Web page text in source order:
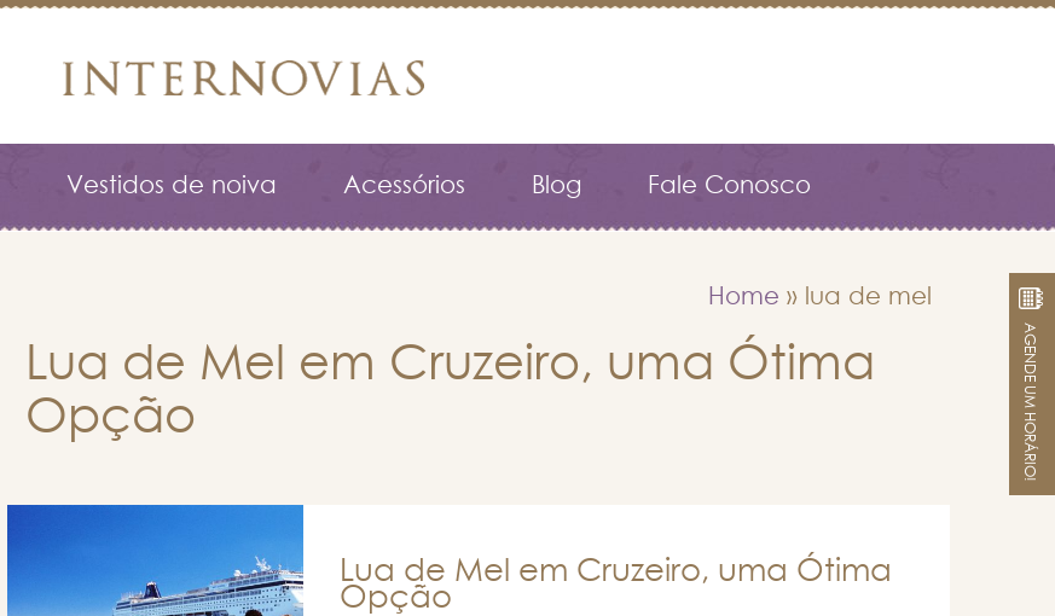
Vestidos de noiva Acessórios Blog Fale Conosco
Home » lua de mel
Lua de Mel em Cruzeiro, uma Ótima
Opção
Lua de Mel em Cruzeiro, uma Ótima
Opção
AGENDE UM HORÁRIO!